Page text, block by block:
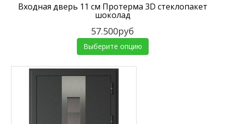
Входная дверь 11 см Протерма 3D стеклопакет
шоколад
57.500руб
Выберите опцию